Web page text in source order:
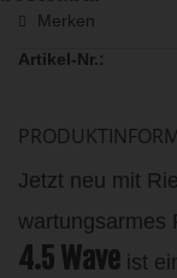
Merken
Artikel-Nr.:
Jetzt neu mit
wartungsarmes
4.5 Wave ist